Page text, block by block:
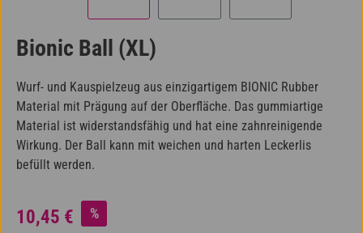
Bionic Ball (XL)
Wurf- und Kauspielzeug aus einzigartigem BIONIC Rubber
Material mit Prägung auf der Oberfläche. Das gummiartige
Material ist widerstandsfähig und hat eine zahnreinigende
Wirkung. Der Ball kann mit weichen und harten Leckerlis
befüllt werden.
Verkaufspreis:
10,45 € %